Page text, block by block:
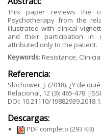
This paper reviews the
Psychotherapy from the
illustrated with clinical
and their participation in
attributed only to the patient.
Keywords: Resistance,
Referencia:
Slochower, J. (2018). ¿Y de
Relacional, 12 (3): 465-478.
DOI: 10.21110/
Descargas:
PDF completo (293 KB)